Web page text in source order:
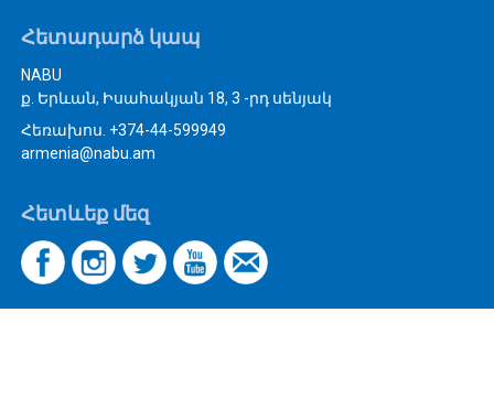
Հետադարձ կապ
NABU
ք. Երևան, Իսահակյան 18, 3 -րդ սենյակ
Հեռախոս. +374-44-599949
armenia@nabu.am
Հետևեք մեզ